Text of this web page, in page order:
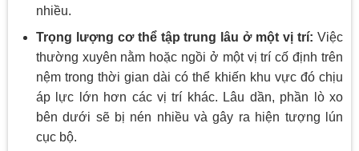
nhiều.
Trọng lượng cơ thể tập trung lâu ở một vị trí: Việc
thường xuyên nằm hoặc ngồi ở một vị trí cố định trên
nệm trong thời gian dài có thể khiến khu vực đó chịu
áp lực lớn hơn các vị trí khác. Lâu dần, phần lò xo
bên dưới sẽ bị nén nhiều và gây ra hiện tượng lún
cục bộ.